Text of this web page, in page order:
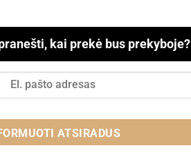
kai prekė bus prekyboje?
ATSIRADUS